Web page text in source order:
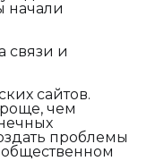
начали
связи и
сайтов.
чем
проблемы